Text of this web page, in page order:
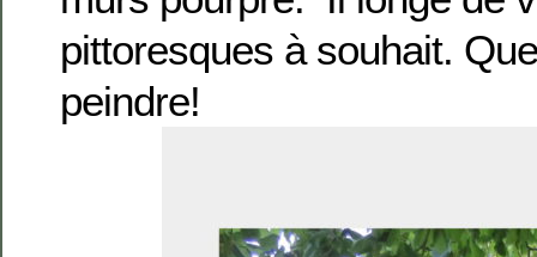
pittoresques à souhait.
peindre!